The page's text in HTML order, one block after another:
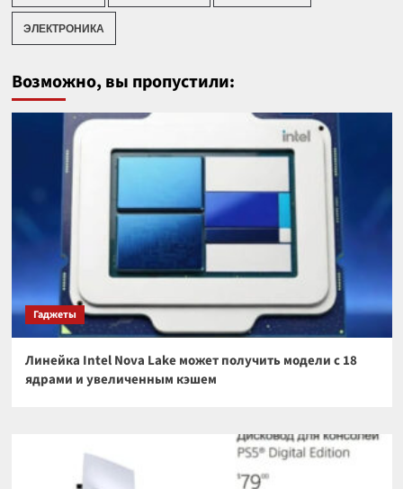
ЭЛЕКТРОНИКА
Возможно, вы пропустили:
Гаджеты
Линейка Intel Nova Lake может получить модели с 18
ядрами и увеличенным кэшем